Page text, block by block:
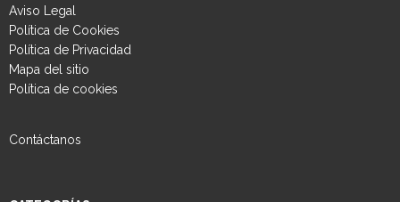
Aviso Legal
Política de Cookies
Política de Privacidad
Mapa del sitio
Política de cookies
Contáctanos